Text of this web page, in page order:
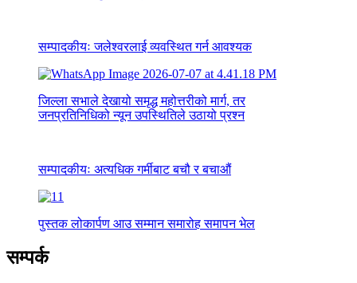
सम्पादकीयः जलेश्वरलाई व्यवस्थित गर्न आवश्यक
जिल्ला सभाले देखायो समृद्ध महोत्तरीको मार्ग, तर
जनप्रतिनिधिको न्यून उपस्थितिले उठायो प्रश्न
सम्पादकीयः अत्यधिक गर्मीबाट बचौ र बचाऔं
पुस्तक लोकार्पण आउ सम्मान समारोह समापन भेल
सम्पर्क